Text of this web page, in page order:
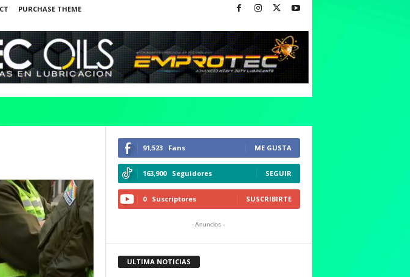
PURCHASE THEME
91,523 Fans ME GUSTA
163,900 Seguidores SEGUIR
0 Suscriptores SUSCRIBIRTE
- Anuncios -
ULTIMA NOTICIAS